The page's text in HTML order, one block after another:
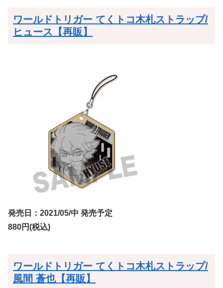
ワールドトリガー てくトコ木札ストラップ/
ヒュース【再販】
発売日：2021/05/中 発売予定
880円(税込)
ワールドトリガー てくトコ木札ストラップ/
風間 蒼也【再販】